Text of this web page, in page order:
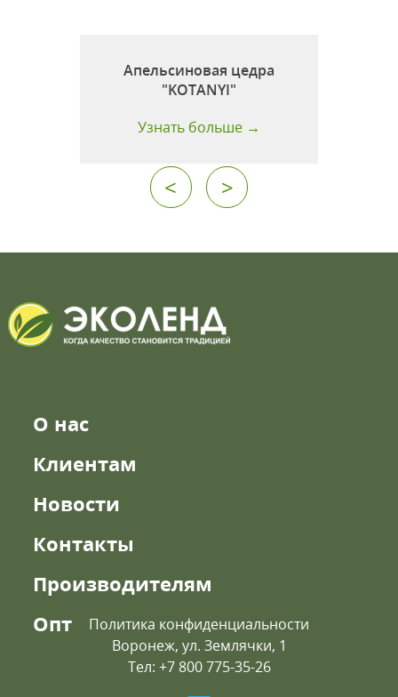
Апельсиновая цедра
"KOTANYI"
Узнать больше →
< >
О нас
Клиентам
Новости
Контакты
Производителям
Опт
Политика конфиденциальности
Воронеж, ул. Землячки, 1
Тел: +7 800 775-35-26